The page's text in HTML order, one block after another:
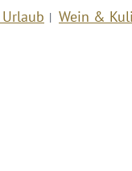
Wein &